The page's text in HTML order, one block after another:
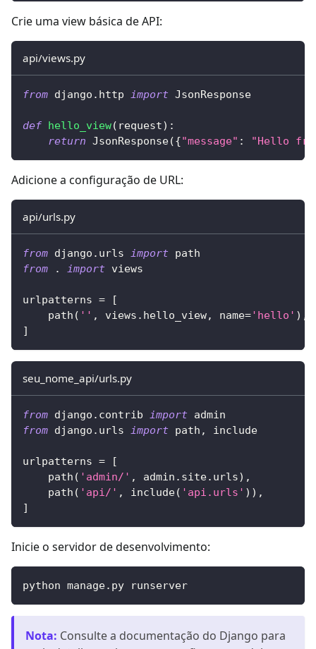
Crie uma view básica de API:
api/views.py
from django . http import JsonResponse
def hello_view( request) :
return JsonResponse({"message" : "Hello
Adicione a configuração de URL:
api/urls.py
from django . urls import path
from
. import views
urlpatterns =
[
    path
( '' , views . hello_view, name='hello' ) ,
]
seu_nome_api/urls.py
from django . contrib import admin
from django . urls import path , include
urlpatterns =
[
    path
( 'admin/' , admin . site. urls) ,
    path
( 'api/' , include( 'api.urls' ) ) ,
]
Inicie o servidor de desenvolvimento:
python manage.py runserver
Nota: Consulte a documentação do Django para